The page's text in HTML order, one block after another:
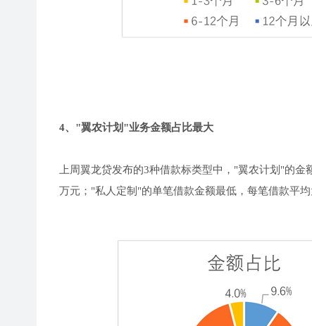
4、"翼农计划"业务金额占比最大
上周翼龙贷发布的3种借款标类型中，"翼农计划"的
万元；"私人定制"的单笔借款金额最低，每笔借款平均